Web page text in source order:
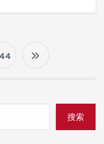
搜索